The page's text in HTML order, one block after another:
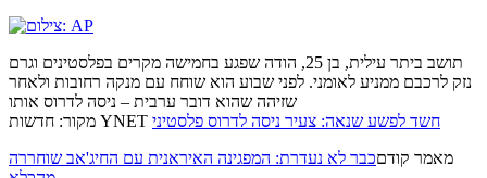
תושב ביתר עילית, בן 25, הודה שפגע בחמישה מקרים בפלסטינים וגרם
נזק לרכבם ממניע לאומני. לפני שבוע הוא שוחח עם מנקה רחובות ולאחר
שזיהה שהוא דובר ערבית – ניסה לדרוס אותו
מקור: חדשות YNET חשד לפשע שנאה: צעיר ניסה לדרוס פלסטיני
מאמר קודםכבר לא נעדרת: המפגינה האיראנית עם החיג'אב שוחררה